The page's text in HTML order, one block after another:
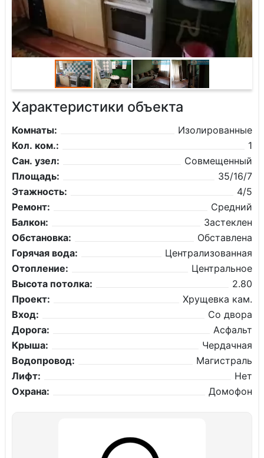
Характеристики объекта
Комнаты:
Изолированные
Кол. ком.:
1
Сан. узел:
Совмещенный
Площадь:
35/16/7
Этажность:
4/5
Ремонт:
Средний
Балкон:
Застеклен
Обстановка:
Обставлена
Горячая вода:
Централизованная
Отопление:
Центральное
Высота потолка:
2.80
Проект:
Хрущевка кам.
Вход:
Со двора
Дорога:
Асфальт
Крыша:
Чердачная
Водопровод:
Магистраль
Лифт:
Нет
Охрана:
Домофон